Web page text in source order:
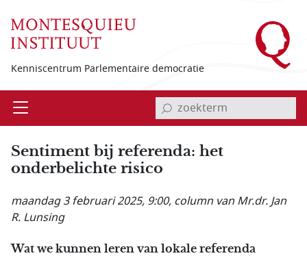
Kenniscentrum Parlementaire democratie
Open invoerveld zoekterm
Sentiment bij referenda: het
onderbelichte risico
maandag 3 februari 2025, 9:00, column van Mr.dr. Jan
R. Lunsing
Wat we kunnen leren van lokale referenda